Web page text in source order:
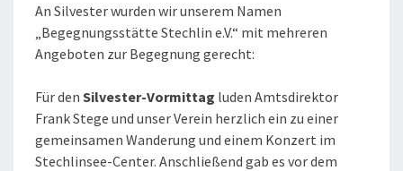
ZWEI
PARTYS
An Silvester wurden wir unserem Namen
„Begegnungsstätte Stechlin e.V.“ mit mehreren
Angeboten zur Begegnung gerecht:
Für den Silvester-Vormittag luden Amtsdirektor
Frank Stege und unser Verein herzlich ein zu einer
gemeinsamen Wanderung und einem Konzert im
Stechlinsee-Center. Anschließend gab es vor dem